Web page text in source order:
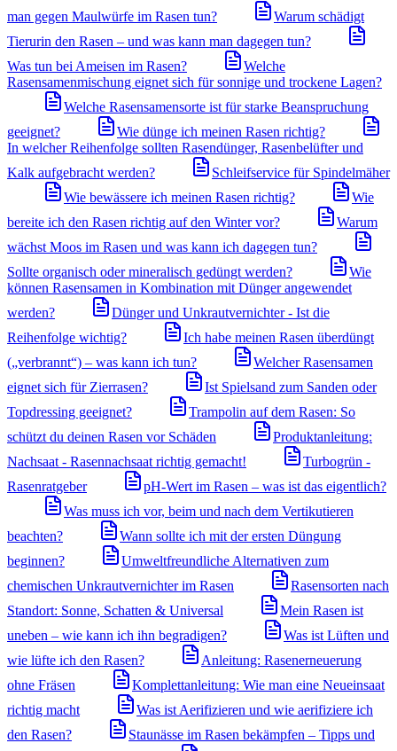
man gegen Maulwürfe im Rasen tun?
Warum schädigt
Tierurin den Rasen – und was kann man dagegen tun?
Was tun bei Ameisen im Rasen?
Welche
Rasensamenmischung eignet sich für sonnige und trockene Lagen?
Welche Rasensamensorte ist für starke Beanspruchung
geeignet?
Wie dünge ich meinen Rasen richtig?
In welcher Reihenfolge sollten Rasendünger, Rasenbelüfter und
Kalk aufgebracht werden?
Schleifservice für Spindelmäher
Wie bewässere ich meinen Rasen richtig?
Wie
bereite ich den Rasen richtig auf den Winter vor?
Warum
wächst Moos im Rasen und was kann ich dagegen tun?
Sollte organisch oder mineralisch gedüngt werden?
Wie
können Rasensamen in Kombination mit Dünger angewendet
werden?
Dünger und Unkrautvernichter - Ist die
Reihenfolge wichtig?
Ich habe meinen Rasen überdüngt
(„verbrannt“) – was kann ich tun?
Welcher Rasensamen
eignet sich für Zierrasen?
Ist Spielsand zum Sanden oder
Topdressing geeignet?
Trampolin auf dem Rasen: So
schützt du deinen Rasen vor Schäden
Produktanleitung:
Nachsaat - Rasennachsaat richtig gemacht!
Turbogrün -
Rasenratgeber
pH-Wert im Rasen – was ist das eigentlich?
Was muss ich vor, beim und nach dem Vertikutieren
beachten?
Wann sollte ich mit der ersten Düngung
beginnen?
Umweltfreundliche Alternativen zum
chemischen Unkrautvernichter im Rasen
Rasensorten nach
Standort: Sonne, Schatten & Universal
Mein Rasen ist
uneben – wie kann ich ihn begradigen?
Was ist Lüften und
wie lüfte ich den Rasen?
Anleitung: Rasenerneuerung
ohne Fräsen
Komplettanleitung: Wie man eine Neueinsaat
richtig macht
Was ist Aerifizieren und wie aerifiziere ich
den Rasen?
Staunässe im Rasen bekämpfen – Tipps und